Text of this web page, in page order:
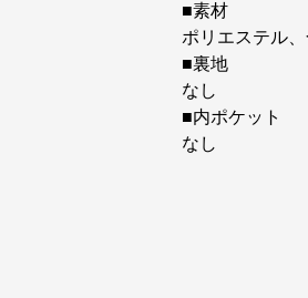
■素材
ポリエステル
■裏地
なし
■内ポケット
なし